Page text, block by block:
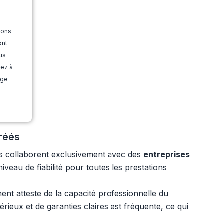
à
collaborent exclusivement avec des entreprises
de fiabilité pour toutes les prestations
atteste de la capacité professionnelle du
et de garanties claires est fréquente, ce qui